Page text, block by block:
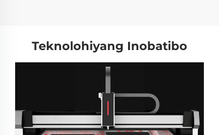
Teknolohiyang Inobatibo